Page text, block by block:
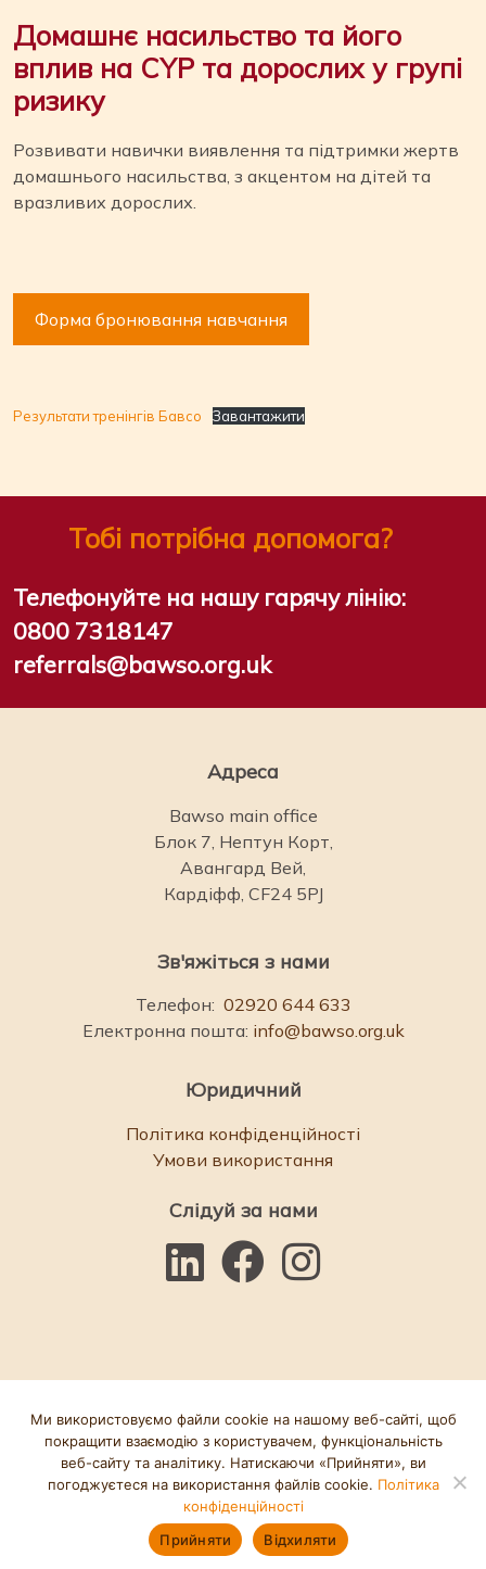
Домашнє насильство та його
вплив на CYP та дорослих у групі
ризику
Розвивати навички виявлення та підтримки жертв
домашнього насильства, з акцентом на дітей та
вразливих дорослих.
Форма бронювання навчання
Результати тренінгів Бавсо Завантажити
Залишити
сайт
Зателефонуйте
в службу
Тобі потрібна допомога?
Телефонуйте на нашу гарячу лінію:
0800 7318147
referrals@bawso.org.uk
Адреса
Bawso main office
Блок 7, Нептун Корт,
Авангард Вей,
Кардіфф, CF24 5PJ
Зв'яжіться з нами
Телефон: 02920 644 633
Електронна пошта: info@bawso.org.uk
Юридичний
Політика конфіденційності
Умови використання
Слідуй за нами
© Bawso 2025. Номер благодійної комісії: 1084854. Номер
компанії: 03152590. Вебсайт розроблено
Ми використовуємо файли cookie на нашому веб-сайті, щоб
покращити взаємодію з користувачем, функціональність
веб-сайту та аналітику. Натискаючи «Прийняти», ви
погоджуєтеся на використання файлів cookie. Політика
конфіденційності
Прийняти
Відхиляти